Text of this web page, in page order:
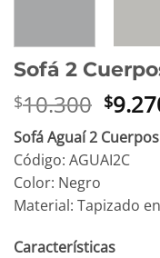
Sofá 2
$10.300 El
precio
era:
$
Sofá Aguaí 2
Código: AGUAI2C
Color: Negro
Material: Tapizado
Características